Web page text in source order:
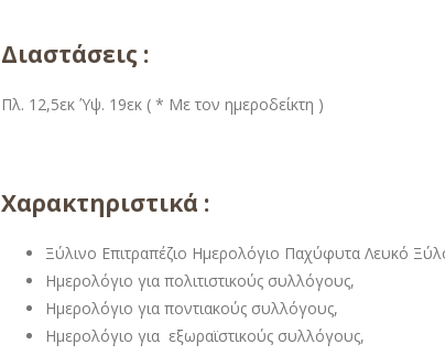
Διαστάσεις :
Πλ. 12,5εκ Ύψ. 19εκ ( * Με τον ημεροδείκτη )
Χαρακτηριστικά :
Ξύλινο Επιτραπέζιο Ημερολόγιο Παχύφυτα Λευκό
Ημερολόγιο για πολιτιστικούς συλλόγους,
Ημερολόγιο για ποντιακούς συλλόγους,
Ημερολόγιο για εξωραϊστικούς συλλόγους,